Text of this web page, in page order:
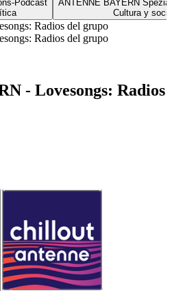
Podcast
ANTENNE BAYERN
Cultura y
Radios del grupo
Radios del grupo
- Lovesongs: Radios